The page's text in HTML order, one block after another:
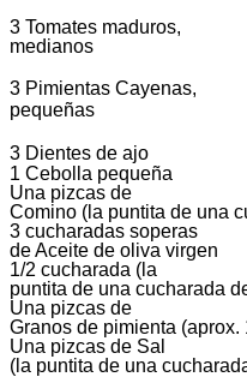
3 Tomates maduros,
medianos
3 Pimientas Cayenas,
pequeñas
3 Dientes de ajo
1 Cebolla pequeña
Una pizcas de
Comino (la puntita de una
3 cucharadas soperas
de Aceite de oliva virgen
1/2 cucharada (la
puntita de una cucharada
Una pizcas de
Granos de pimienta (aprox.
Una pizcas de Sal
(la puntita de una